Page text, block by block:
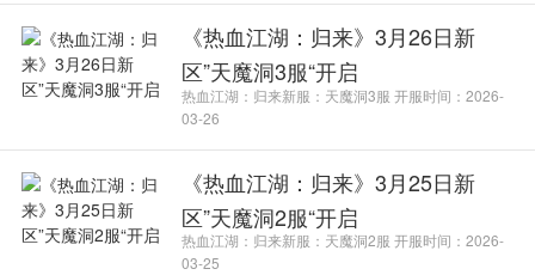
《热血江湖：归来》3月26日新
区”天魔洞3服“开启
热血江湖：归来新服：天魔洞3服 开服时间：2026-
03-26
《热血江湖：归来》3月25日新
区”天魔洞2服“开启
热血江湖：归来新服：天魔洞2服 开服时间：2026-
03-25